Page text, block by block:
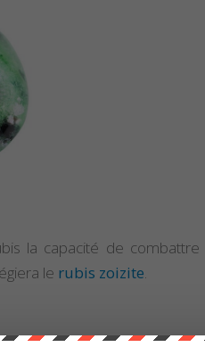
la capacité de
le rubis zoizite.